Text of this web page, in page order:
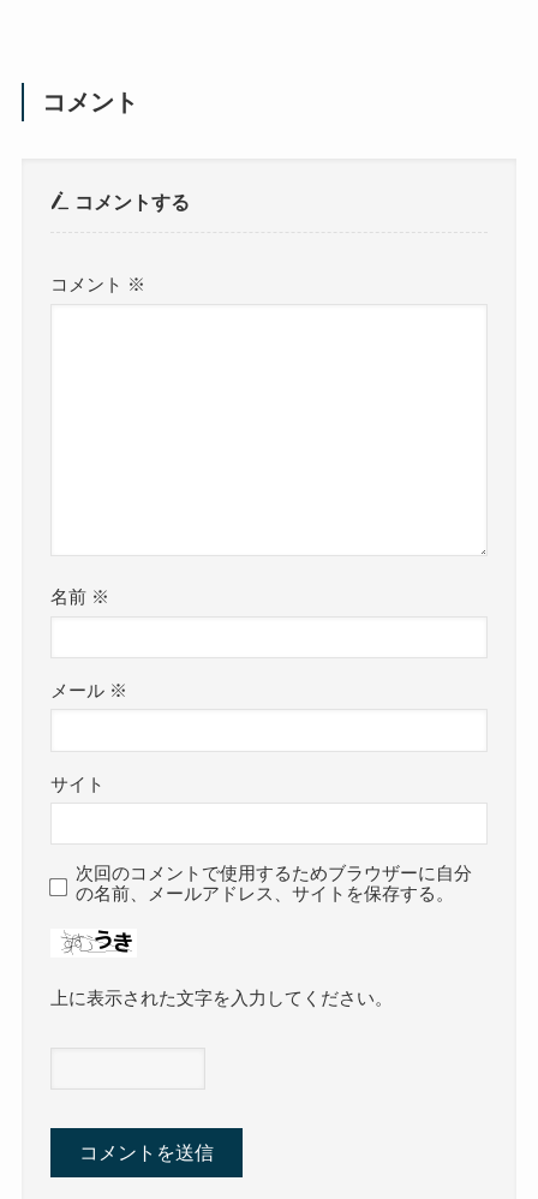
コメント
コメントする
コメント ※
名前 ※
メール ※
サイト
次回のコメントで使用するためブラウザーに自分
の名前、メールアドレス、サイトを保存する。
上に表示された文字を入力してください。